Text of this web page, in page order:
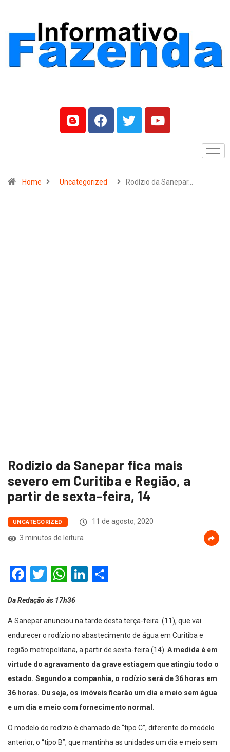
Home Uncategorized Rodízio da Sanepar…
Rodízio da Sanepar fica mais
severo em Curitiba e Região, a
partir de sexta-feira, 14
UNCATEGORIZED
11 de agosto, 2020
3 minutos de leitura
Facebook
Twitter
WhatsApp
LinkedIn
Da Redação ás 17h36
A Sanepar anunciou na tarde desta terça-feira (11), que vai
endurecer o rodízio no abastecimento de água em Curitiba e
região metropolitana, a partir de sexta-feira (14). A medida é em
virtude do agravamento da grave estiagem que atingiu todo o
estado. Segundo a companhia, o rodízio será de 36 horas em
36 horas. Ou seja, os imóveis ficarão um dia e meio sem água
e um dia e meio com fornecimento normal.
O modelo do rodízio é chamado de “tipo C”, diferente do modelo
anterior, o “tipo B”, que mantinha as unidades um dia e meio sem